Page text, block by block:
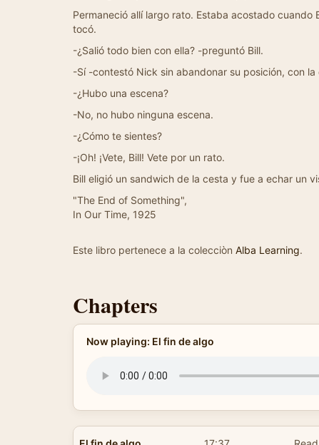
Permaneció allí largo rato. Estaba acostado
tocó.
-¿Salió todo bien con ella? -preguntó Bill.
-Sí -contestó Nick sin abandonar su posición, con
-¿Hubo una escena?
-No, no hubo ninguna escena.
-¿Cómo te sientes?
-¡Oh! ¡Vete, Bill! Vete por un rato.
Bill eligió un sandwich de la cesta y fue a echar un
"The End of Something",
In Our Time, 1925
Este libro pertenece a la colecciòn Alba Learning.
Chapters
Now playing: El fin de algo